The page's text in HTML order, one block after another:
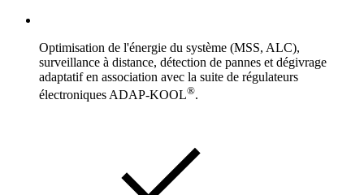
Optimisation de l'énergie du système (MSS, ALC),
surveillance à distance, détection de pannes et dégivrage
adaptatif en association avec la suite de régulateurs
électroniques ADAP-KOOL®.